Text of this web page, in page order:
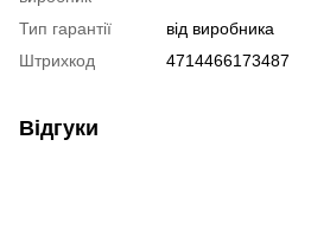
Тип гарантії
від виробника
Штрихкод
4714466173487
Відгуки